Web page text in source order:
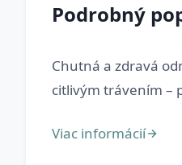
Podrobný
Chutná a zdravá